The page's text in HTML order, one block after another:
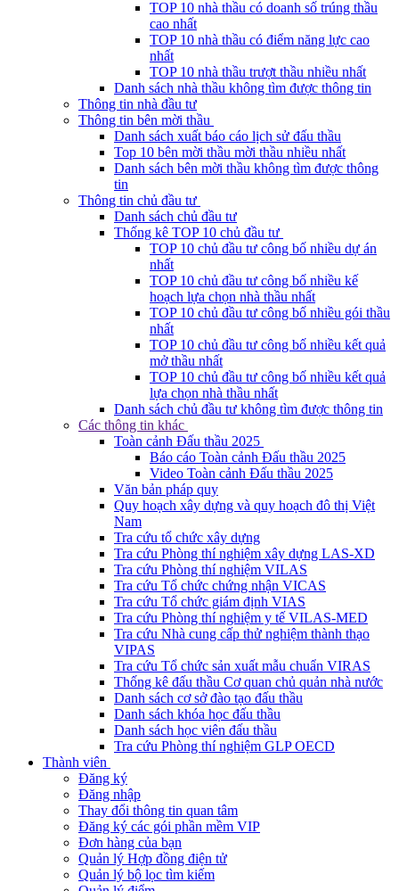
TOP 10 nhà thầu có doanh số trúng thầu
cao nhất
TOP 10 nhà thầu có điểm năng lực cao
nhất
TOP 10 nhà thầu trượt thầu nhiều nhất
Danh sách nhà thầu không tìm được thông tin
Thông tin nhà đầu tư
Thông tin bên mời thầu
Danh sách xuất báo cáo lịch sử đấu thầu
Top 10 bên mời thầu mời thầu nhiều nhất
Danh sách bên mời thầu không tìm được thông
tin
Thông tin chủ đầu tư
Danh sách chủ đầu tư
Thống kê TOP 10 chủ đầu tư
TOP 10 chủ đầu tư công bố nhiều dự án
nhất
TOP 10 chủ đầu tư công bố nhiều kế
hoạch lựa chọn nhà thầu nhất
TOP 10 chủ đầu tư công bố nhiều gói thầu
nhất
TOP 10 chủ đầu tư công bố nhiều kết quả
mở thầu nhất
TOP 10 chủ đầu tư công bố nhiều kết quả
lựa chọn nhà thầu nhất
Danh sách chủ đầu tư không tìm được thông tin
Các thông tin khác
Toàn cảnh Đấu thầu 2025
Báo cáo Toàn cảnh Đấu thầu 2025
Video Toàn cảnh Đấu thầu 2025
Văn bản pháp quy
Quy hoạch xây dựng và quy hoạch đô thị Việt
Nam
Tra cứu tổ chức xây dựng
Tra cứu Phòng thí nghiệm xây dựng LAS-XD
Tra cứu Phòng thí nghiệm VILAS
Tra cứu Tổ chức chứng nhận VICAS
Tra cứu Tổ chức giám định VIAS
Tra cứu Phòng thí nghiệm y tế VILAS-MED
Tra cứu Nhà cung cấp thử nghiệm thành thạo
VIPAS
Tra cứu Tổ chức sản xuất mẫu chuẩn VIRAS
Thống kê đấu thầu Cơ quan chủ quản nhà nước
Danh sách cơ sở đào tạo đấu thầu
Danh sách khóa học đấu thầu
Danh sách học viên đấu thầu
Tra cứu Phòng thí nghiệm GLP OECD
Thành viên
Đăng ký
Đăng nhập
Thay đổi thông tin quan tâm
Đăng ký các gói phần mềm VIP
Đơn hàng của bạn
Quản lý Hợp đồng điện tử
Quản lý bộ lọc tìm kiếm